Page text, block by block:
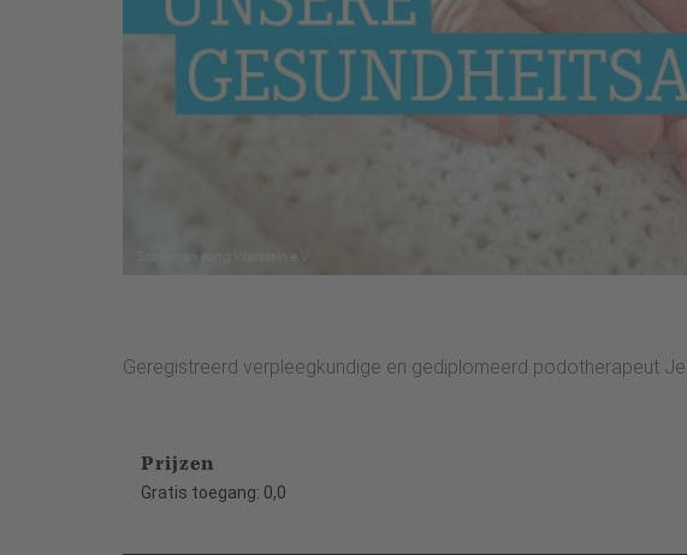
Geregistreerd verpleegkundige en gediplomeerd podotherapeut
Prijzen
Gratis toegang: 0,0